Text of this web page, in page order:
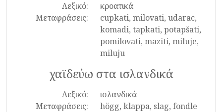
Λεξικό:
κροατικά
Μεταφράσεις:
cupkati, milovati, udarac,
komadi, tapkati, potapšati,
pomilovati, maziti, miluje,
miluju
χαϊδεύω στα ισλανδικά
Λεξικό:
ισλανδικά
Μεταφράσεις:
högg, klappa, slag, fondle